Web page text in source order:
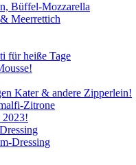
Büffel-Mozzarella
Meerrettich
für heiße Tage
Kater & andere Zipperlein!
Zitrone
2023!
Dressing